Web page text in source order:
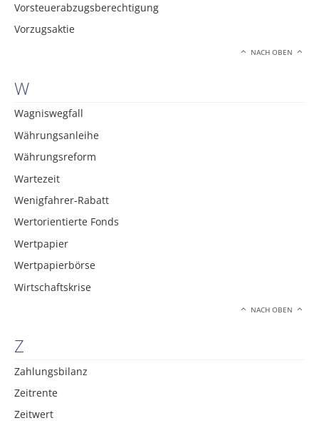
Vorsteuerabzugsberechtigung
Vorzugsaktie
NACH OBEN
W
Wagniswegfall
Währungsanleihe
Währungsreform
Wartezeit
Wenigfahrer-Rabatt
Wertorientierte Fonds
Wertpapier
Wertpapierbörse
Wirtschaftskrise
NACH OBEN
Z
Zahlungsbilanz
Zeitrente
Zeitwert